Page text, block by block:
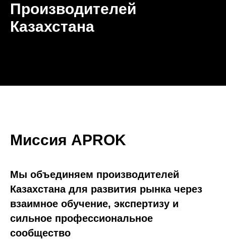
Производителей
Казахстана
Миссия APROK
Мы объединяем производителей
Казахстана для развития рынка через
взаимное обучение, экспертизу и
сильное профессиональное
сообщество